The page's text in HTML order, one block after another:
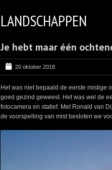
LANDSCHAPPEN
Je hebt maar één
20 oktober 2018
Het was niet bepaald de eerste mistige
goed gezind geweest. Het was wel de
fotocamera en statief. Met Ronald van
de voorspelling van mist besloten we